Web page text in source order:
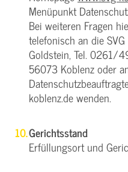
Menüpunkt
Bei weiteren Fragen
telefonisch an die
Goldstein, Tel. 0261/
56073 Koblenz oder
koblenz.de wenden.
Gerichtsstand
Erfüllungsort und